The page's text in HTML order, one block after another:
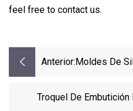
feel free to contact us.
Anterior:Moldes De
Plástico
Troquel De Embutición